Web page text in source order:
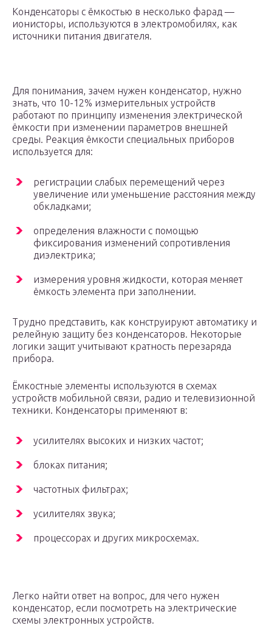
Конденсаторы с ёмкостью в несколько фарад —
ионисторы, используются в электромобилях, как
источники питания двигателя.
Для понимания, зачем нужен конденсатор, нужно
знать, что 10-12% измерительных устройств
работают по принципу изменения электрической
ёмкости при изменении параметров внешней
среды. Реакция ёмкости специальных приборов
используется для:
регистрации слабых перемещений через
увеличение или уменьшение расстояния между
обкладками;
определения влажности с помощью
фиксирования изменений сопротивления
диэлектрика;
измерения уровня жидкости, которая меняет
ёмкость элемента при заполнении.
Трудно представить, как конструируют автоматику и
релейную защиту без конденсаторов. Некоторые
логики защит учитывают кратность перезаряда
прибора.
Ёмкостные элементы используются в схемах
устройств мобильной связи, радио и телевизионной
техники. Конденсаторы применяют в:
усилителях высоких и низких частот;
блоках питания;
частотных фильтрах;
усилителях звука;
процессорах и других микросхемах.
Легко найти ответ на вопрос, для чего нужен
конденсатор, если посмотреть на электрические
схемы электронных устройств.